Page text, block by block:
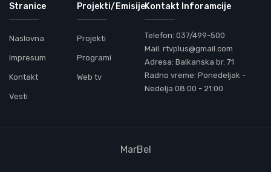
Stranice
Naslovna
Impresum
Kontakt
Vesti
Projekti/Emisije
Projekti
Programi
Web tv
Kontakt Inforamcije
Telefon: 037/499-500
Mail: rtvplus@gmail.com
Adresa: Balkanska br. 71
Radno vreme: Ponedeljak -
Nedelja 08:00 - 21:00
MarBel